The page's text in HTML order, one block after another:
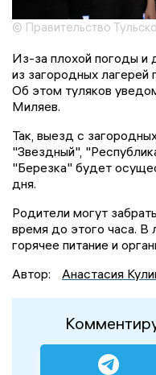
© Правительство
Из-за плохой погоды и
из загородных
Об этом туляков
Миляев.
Так, выезд с
"Звездный",
"Березка" будет
дня.
Родители могут
время до этого часа. В
горячее питание и
Автор:
Анастасия